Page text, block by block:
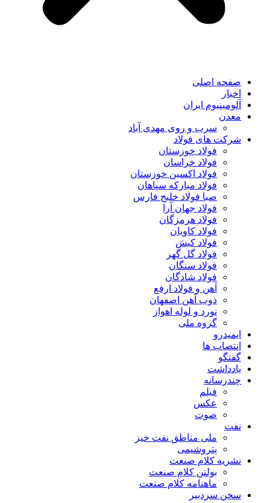
صفحه اصلی
اخبار
آلومینیوم ایران
معدن
سرب و روی مهدی آباد
شرکت های فولاد
فولاد خوزستان
فولاد خراسان
فولاد اکسین خوزستان
فولاد مبارکه سپاهان
صبا فولاد خلیج فارس
فولاد جهان آرا
فولاد هرمزگان
فولاد کاویان
فولاد کیش
فولاد گل گهر
فولاد سنگان
فولاد شادگان
آهن و فولاد ارفع
ذوب آهن اصفهان
نورد و لوله اهواز
گروه ملی
ایمیدرو
انتصاب ها
گفتگو
یادداشت
چندرسانه
فیلم
عکس
صوت
نفت
ملی مناطق نفت خیز
پتروشیمی
نشریه کلام صنعت
بولتن کلام صنعت
ماهنامه کلام صنعت
سخن سردبیر